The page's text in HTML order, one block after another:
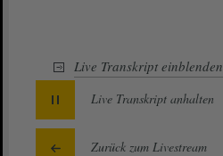
Live Transkript einblenden
Live Transkript anhalten
Zurück zum Livestream